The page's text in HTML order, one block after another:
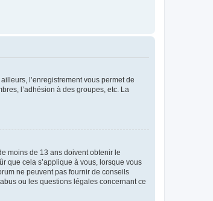
l’enregistrement vous permet de
l’adhésion à des groupes, etc. La
moins de 13 ans doivent obtenir le
que cela s’applique à vous, lorsque vous
ne peuvent pas fournir de conseils
ou les questions légales concernant ce